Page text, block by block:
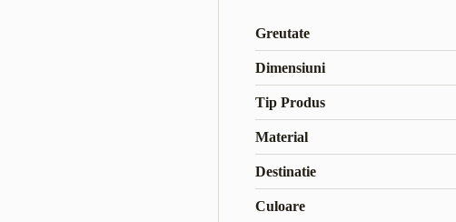
Greutate
Dimensiuni
Tip Produs
Material
Destinatie
Culoare